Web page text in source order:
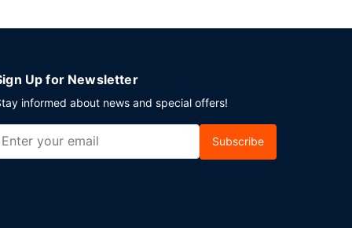
Up for Newsletter
informed about news and special offers!
Subscribe